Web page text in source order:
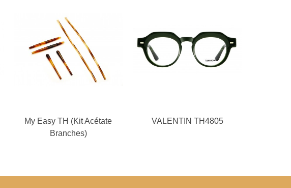
My Easy TH (Kit Acétate
Branches)
VALENTIN TH4805